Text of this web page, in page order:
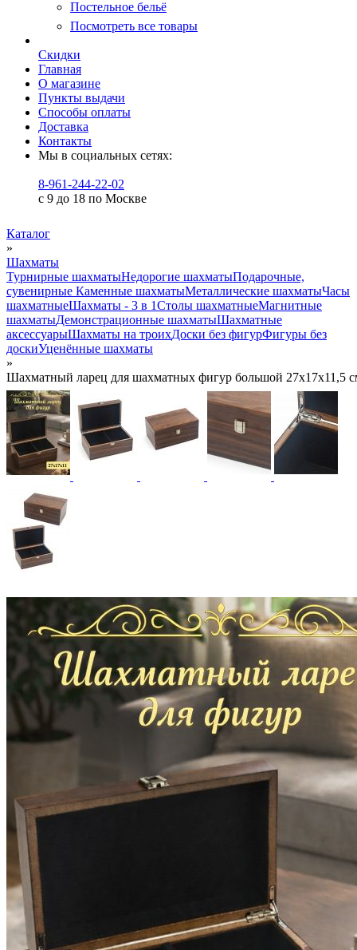
Постельное бельё
Посмотреть все товары
Скидки
Главная
О магазине
Пункты выдачи
Способы оплаты
Доставка
Контакты
Мы в социальных сетях:
8-961-244-22-02
с 9 до 18 по Москве
Каталог
»
Шахматы
Турнирные шахматыНедорогие шахматыПодарочные,
сувенирные Каменные шахматыМеталлические шахматыЧасы
шахматныеШахматы - 3 в 1Столы шахматныеМагнитные
шахматыДемонстрационные шахматыШахматные
аксессуарыШахматы на троихДоски без фигурФигуры без
доскиУценённые шахматы
»
Шахматный ларец для шахматных фигур большой 27x17x11,5